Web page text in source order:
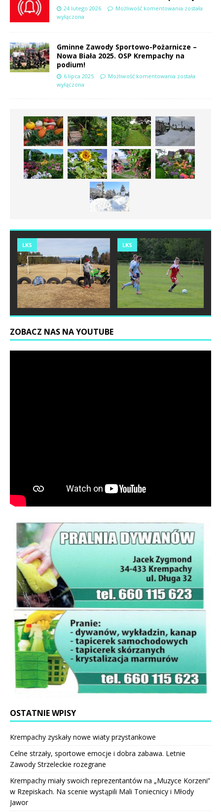
24 lutego 2026 Możliwość komentowania została
wyłączona
Gminne Zawody Sportowo-Pożarnicze –
Nowa Biała 2025. OSP Krempachy na
podium!
6 lipca 2025 Możliwość komentowania została
wyłączona
LKS LKS
ZOBACZ NAS NA YOUTUBE
OSTATNIE WPISY
Krempachy zyskały nowe wiaty przystankowe
Celne strzały, sportowe emocje i dobra zabawa. Letnie
Zawody Strzeleckie rozegrane
Krempachy miały swoich reprezentantów na „Muzyce Korzeni”
w Rzepiskach. Na scenie wystąpili Mali Toniecnicy i Młody
Jawor